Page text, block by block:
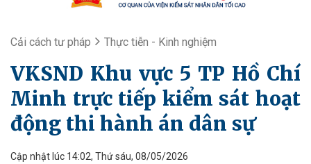
Cải cách tư pháp Thực tiễn - Kinh nghiệm
VKSND Khu vực 5 TP Hồ Chí
Minh trực tiếp kiểm sát hoạt
động thi hành án dân sự
Cập nhật lúc 14:02, Thứ sáu, 08/05/2026